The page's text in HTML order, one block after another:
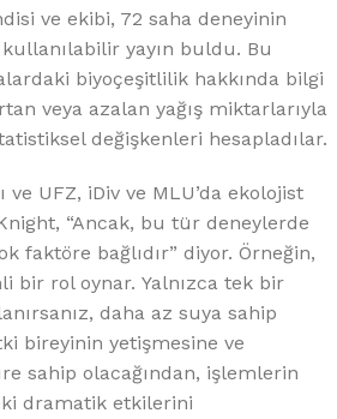
ve ekibi, 72 saha deneyinin
yayın buldu. Bu
biyoçeşitlilik hakkında bilgi
veya azalan yağış miktarlarıyla
değişkenleri hesapladılar.
ve UFZ, iDiv ve MLU’da ekolojist
“Ancak, bu tür deneylerde
faktöre bağlıdır” diyor. Örneğin,
bir rol oynar. Yalnızca tek bir
daha az suya sahip
bireyinin yetişmesine ve
sahip olacağından, işlemlerin
dramatik etkilerini